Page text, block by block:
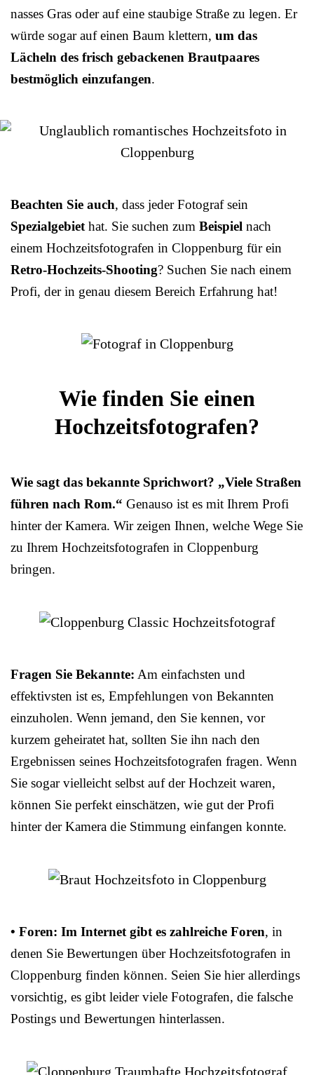
nasses Gras oder auf eine staubige Straße zu legen. Er
würde sogar auf einen Baum klettern, um das
Lächeln des frisch gebackenen Brautpaares
bestmöglich einzufangen.
Beachten Sie auch, dass jeder Fotograf sein
Spezialgebiet hat. Sie suchen zum Beispiel nach
einem Hochzeitsfotografen in Cloppenburg für ein
Retro-Hochzeits-Shooting? Suchen Sie nach einem
Profi, der in genau diesem Bereich Erfahrung hat!
Wie finden Sie einen
Hochzeitsfotografen?
Wie sagt das bekannte Sprichwort? „Viele Straßen
führen nach Rom.“ Genauso ist es mit Ihrem Profi
hinter der Kamera. Wir zeigen Ihnen, welche Wege Sie
zu Ihrem Hochzeitsfotografen in Cloppenburg
bringen.
Fragen Sie Bekannte: Am einfachsten und
effektivsten ist es, Empfehlungen von Bekannten
einzuholen. Wenn jemand, den Sie kennen, vor
kurzem geheiratet hat, sollten Sie ihn nach den
Ergebnissen seines Hochzeitsfotografen fragen. Wenn
Sie sogar vielleicht selbst auf der Hochzeit waren,
können Sie perfekt einschätzen, wie gut der Profi
hinter der Kamera die Stimmung einfangen konnte.
• Foren: Im Internet gibt es zahlreiche Foren, in
denen Sie Bewertungen über Hochzeitsfotografen in
Cloppenburg finden können. Seien Sie hier allerdings
vorsichtig, es gibt leider viele Fotografen, die falsche
Postings und Bewertungen hinterlassen.